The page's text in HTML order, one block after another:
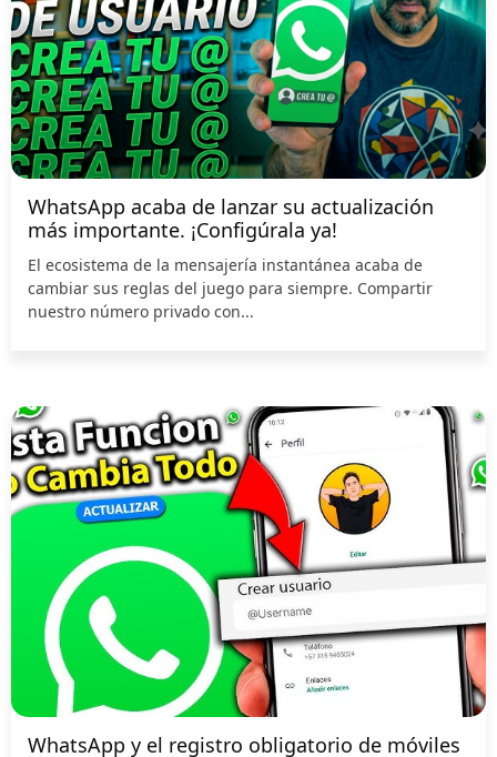
WhatsApp acaba de lanzar su actualización
más importante. ¡Configúrala ya!
El ecosistema de la mensajería instantánea acaba de
cambiar sus reglas del juego para siempre. Compartir
nuestro número privado con...
WhatsApp y el registro obligatorio de móviles